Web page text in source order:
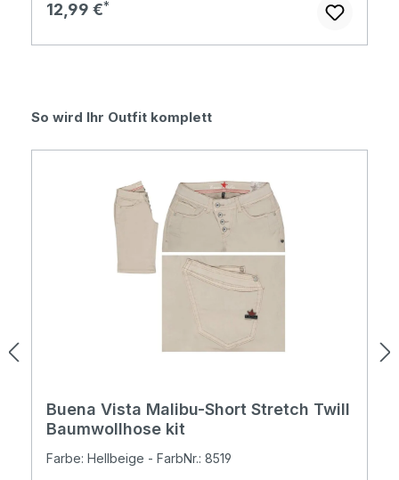
Regulärer Preis:
12,99 €
Produktgalerie überspringen
So wird Ihr Outfit komplett
Buena Vista Malibu-Short Stretch Twill
Baumwollhose kit
Farbe: Hellbeige - FarbNr.: 8519